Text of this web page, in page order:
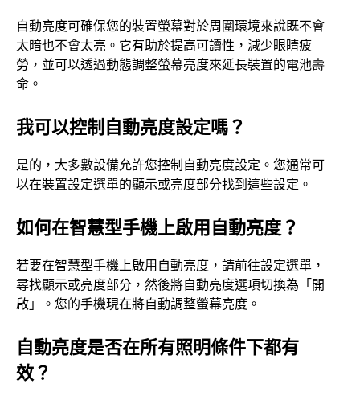
自動亮度可確保您的裝置螢幕對於周圍環境來說既不會
太暗也不會太亮。它有助於提高可讀性，減少眼睛疲
勞，並可以透過​​動態調整螢幕亮度來延長裝置的電池壽
命。
我可以控制自動亮度設定嗎？
是的，大多數設備允許您控制自動亮度設定。您通常可
以在裝置設定選單的顯示或亮度部分找到這些設定。
如何在智慧型手機上啟用自動亮度？
若要在智慧型手機上啟用自動亮度，請前往設定選單，
尋找顯示或亮度部分，然後將自動亮度選項切換為「開
啟」。您的手機現在將自動調整螢幕亮度。
自動亮度是否在所有照明條件下都有
效？